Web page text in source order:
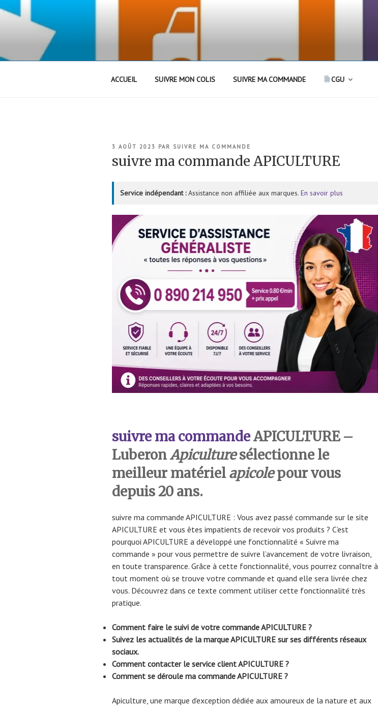
Aller
ACCUEIL SUIVRE MON COLIS SUIVRE MA COMMANDE CGU
PUBLIÉ
3 AOÛT 2023 PAR SUIVRE MA COMMANDE
suivre ma commande APICULTURE
Service indépendant :Assistance non affiliée aux marques. En savoir plus
suivre ma commandeAPICULTURE –
LuberonApiculturesélectionne le
meilleur matériel apicolepour vous
depuis 20 ans.
suivre ma commande APICULTURE : Vous avez passé commande sur le site
APICULTURE et vous êtes impatients de recevoir vos produits ? C’est
pourquoi APICULTURE a développé une fonctionnalité « Suivre ma
commande » pour vous permettre de suivre l’avancement de votre livraison,
en toute transparence. Grâce à cette fonctionnalité, vous pourrez connaître à
tout moment où se trouve votre commande et quand elle sera livrée chez
vous. Découvrez dans ce texte comment utiliser cette fonctionnalité très
pratique.
Comment faire le suivi de votre commande APICULTURE ?
Suivez les actualités de la marque APICULTURE sur ses différents réseaux
sociaux.
Comment contacter le service client APICULTURE ?
Comment se déroule ma commande APICULTURE ?
Apiculture, une marque d’exception dédiée aux amoureux de la nature et aux